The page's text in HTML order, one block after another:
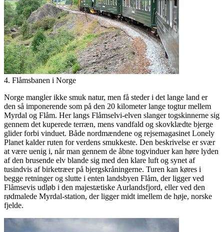
4. Flåmsbanen i Norge
Norge mangler ikke smuk natur, men få steder i det lange land er
den så imponerende som på den 20 kilometer lange togtur mellem
Myrdal og Flåm. Her langs Flåmselvi-elven slanger togskinnerne sig
gennem det kuperede terræn, mens vandfald og skovklædte bjerge
glider forbi vinduet. Både nordmændene og rejsemagasinet Lonely
Planet kalder ruten for verdens smukkeste. Den beskrivelse er svær
at være uenig i, når man gennem de åbne togvinduer kan høre lyden
af den brusende elv blande sig med den klare luft og synet af
tusindvis af birketræer på bjergskråningerne. Turen kan køres i
begge retninger og slutte i enten landsbyen Flåm, der ligger ved
Flåmsevis udløb i den majestætiske Aurlandsfjord, eller ved den
rødmalede Myrdal-station, der ligger midt imellem de høje, norske
fjelde.